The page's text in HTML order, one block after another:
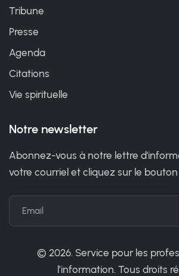
Tribune
Presse
Agenda
Citations
Vie spirituelle
Notre newsletter
Abonnez-vous à notre lettre
votre courriel et cliquez sur le bouton
Email
© 2026. Service pour les
l’information. Tous droits